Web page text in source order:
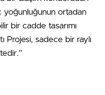
yoğunluğunun ortadan
bir cadde tasarımı
Projesi, sadece bir raylı